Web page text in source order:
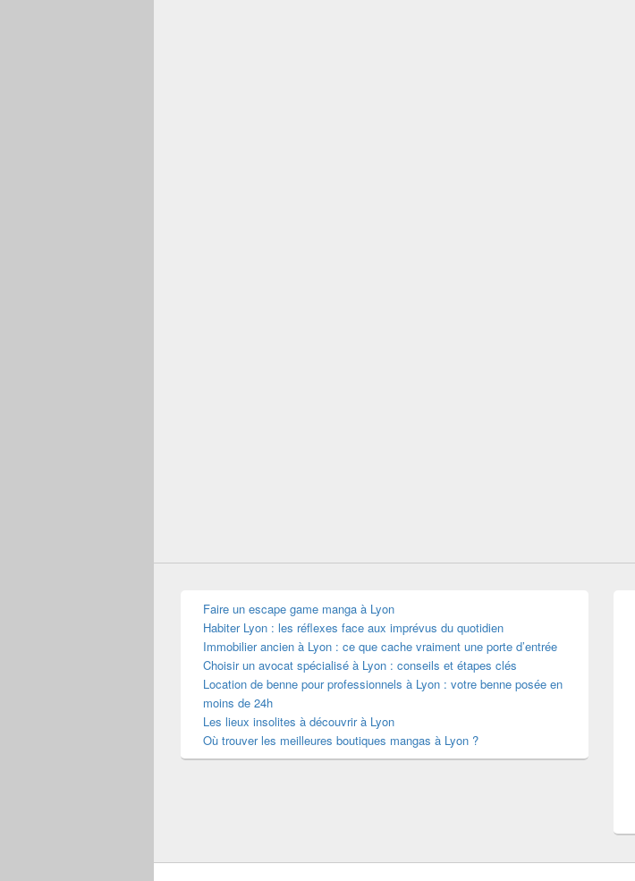
Faire un escape game manga à Lyon
Habiter Lyon : les réflexes face aux imprévus du quotidien
Immobilier ancien à Lyon : ce que cache vraiment une porte d’entrée
Choisir un avocat spécialisé à Lyon : conseils et étapes clés
Location de benne pour professionnels à Lyon : votre benne posée en
moins de 24h
Les lieux insolites à découvrir à Lyon
Où trouver les meilleures boutiques mangas à Lyon ?